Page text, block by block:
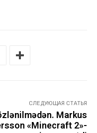
СЛЕДУЮЩАЯ СТАТЬЯ
Markus
«Minecraft 2»-